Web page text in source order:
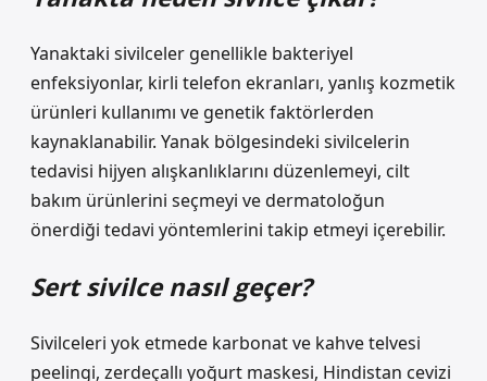
Yanaktaki sivilceler genellikle bakteriyel
enfeksiyonlar, kirli telefon ekranları, yanlış kozmetik
ürünleri kullanımı ve genetik faktörlerden
kaynaklanabilir. Yanak bölgesindeki sivilcelerin
tedavisi hijyen alışkanlıklarını düzenlemeyi, cilt
bakım ürünlerini seçmeyi ve dermatoloğun
önerdiği tedavi yöntemlerini takip etmeyi içerebilir.
Sert sivilce nasıl geçer?
Sivilceleri yok etmede karbonat ve kahve telvesi
peelingi, zerdeçallı yoğurt maskesi, Hindistan cevizi